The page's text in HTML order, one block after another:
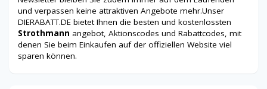
und verpassen keine attraktiven Angebote mehr.Unser
DIERABATT.DE bietet Ihnen die besten und kostenlossten
Strothmann angebot, Aktionscodes und Rabattcodes, mit
denen Sie beim Einkaufen auf der offiziellen Website viel
sparen können.